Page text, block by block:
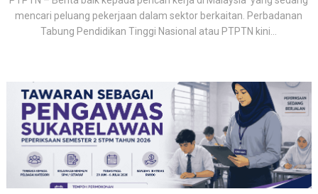
mencari peluang pekerjaan dalam sektor berkaitan. Perbadanan
Tabung Pendidikan Tinggi Nasional atau PTPTN kini...